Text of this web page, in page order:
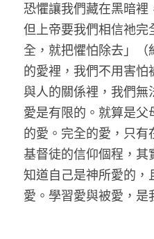
恐懼讓我們藏在黑暗裡
但上帝要我們相信祂完
全，就把懼怕除去」（
的愛裡，我們不用害怕
與人的關係裡，我們無
愛是有限的。就算是父
的愛。完全的愛，只有
基督徒的信仰個程，其
知道自己是神所愛的，
愛。學習愛與被愛，是